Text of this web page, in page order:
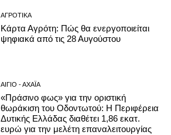
ΑΓΡΟΤΙΚΆ
Κάρτα Αγρότη: Πώς θα ενεργοποιείται
ψηφιακά από τις 28 Αυγούστου
ΑΊΓΙΟ - ΑΧΑΪ́Α
«Πράσινο φως» για την οριστική
θωράκιση του Οδοντωτού: Η Περιφέρεια
Δυτικής Ελλάδας διαθέτει 1,86 εκατ.
ευρώ για την μελέτη επαναλειτουργίας